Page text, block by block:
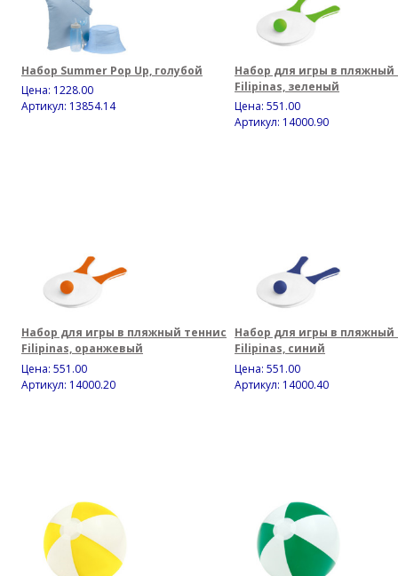
Набор Summer Pop Up, голубой
Цена: 1228.00
Артикул: 13854.14
Набор для игры в пляжный
Filipinas, зеленый
Цена: 551.00
Артикул: 14000.90
Набор для игры в пляжный теннис
Filipinas, оранжевый
Цена: 551.00
Артикул: 14000.20
Набор для игры в пляжный
Filipinas, синий
Цена: 551.00
Артикул: 14000.40